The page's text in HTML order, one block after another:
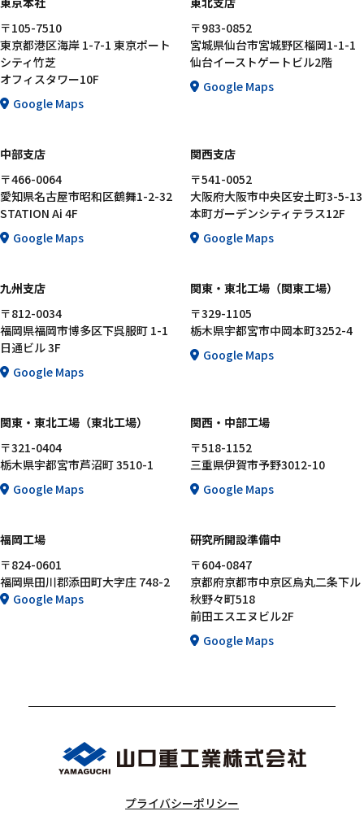
〒105-7510
東京都港区海岸 1-7-1 東京ポート
シティ竹芝
オフィスタワー10F
Google Maps
〒983-0852
宮城県仙台市宮城野区榴岡1-1-1
仙台イーストゲートビル2階
Google Maps
中部支店
〒466-0064
愛知県名古屋市昭和区鶴舞1-2-32
STATION Ai 4F
Google Maps
関西支店
〒541-0052
大阪府大阪市中央区安土町3-5-13
本町ガーデンシティテラス12F
Google Maps
九州支店
〒812-0034
福岡県福岡市博多区下呉服町 1-1
日通ビル 3F
Google Maps
関東・東北工場（関東工場）
〒329-1105
栃木県宇都宮市中岡本町3252-4
Google Maps
関東・東北工場（東北工場）
〒321-0404
栃木県宇都宮市芦沼町 3510-1
Google Maps
関西・中部工場
〒518-1152
三重県伊賀市予野3012-10
Google Maps
福岡工場
〒824-0601
福岡県田川郡添田町大字庄 748-2
Google Maps
研究所開設準備中
〒604-0847
京都府京都市中京区烏丸二条下ル
秋野々町518
前田エスエヌビル2F
Google Maps
プライバシーポリシー